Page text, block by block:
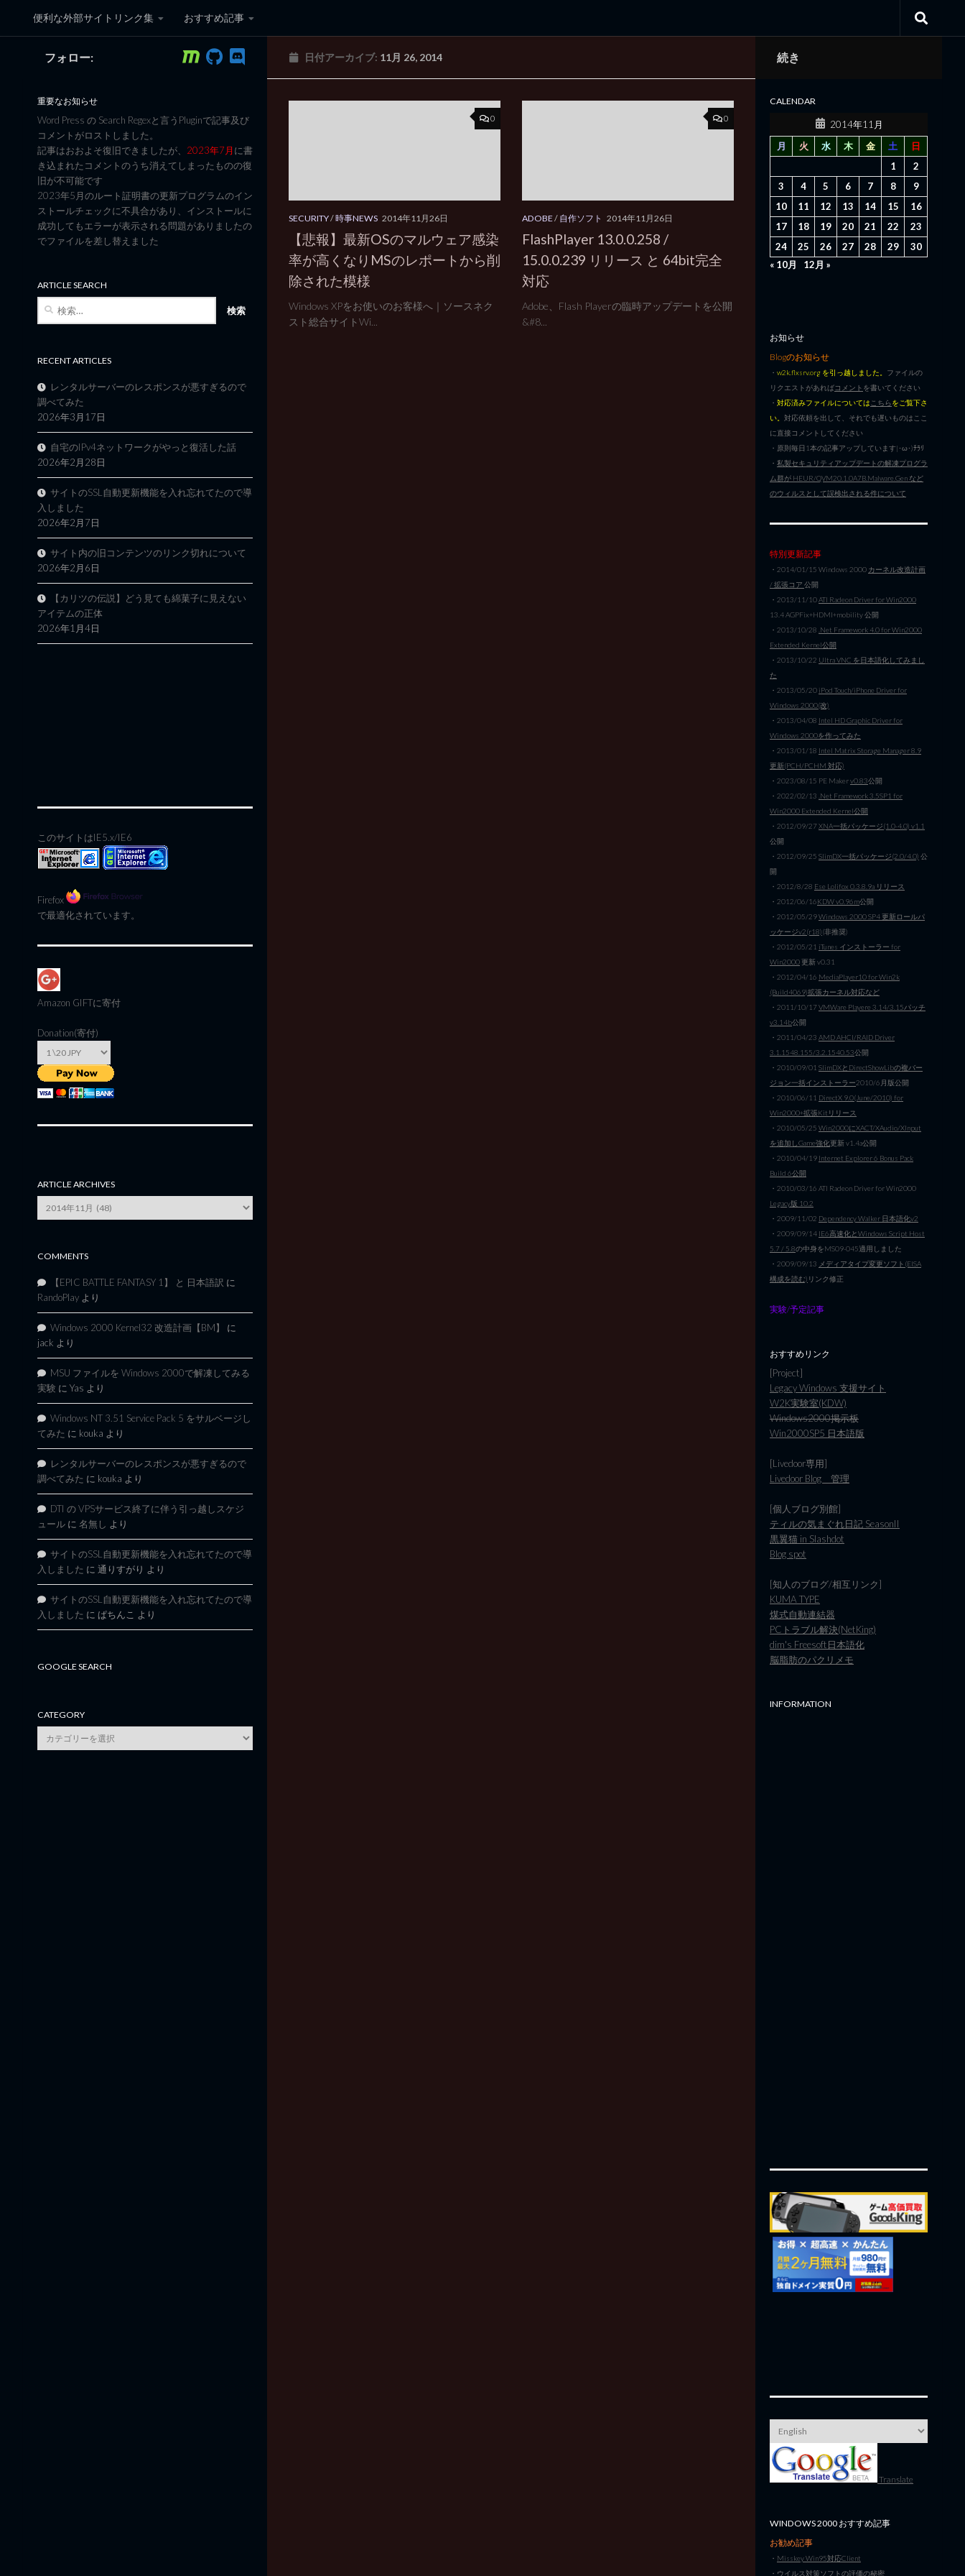
コンテンツへスキップ
便利な外部サイトリンク集 おすすめ記事
黒翼猫のコンピュータ日記 3rd Edition
日付アーカイブ: 11月 26, 2014
0
SECURITY/時事NEWS 2014年11月26日
【悲報】最新OSのマルウェア感染
率が高くなりMSのレポートから削
除された模様
Windows XPをお使いのお客様へ｜ソースネク
スト総合サイトWi...
0
ADOBE/ 自作ソフト 2014年11月26日
FlashPlayer 13.0.0.258 /
15.0.0.239 リリース と 64bit完全
対応
Adobe、Flash Playerの臨時アップデートを公開
&#8...
フォロー:
重要なお知らせ
Word Press の Search Regexと言うPluginで記事及び
コメントがロストしました。
記事はおおよそ復旧できましたが、 2023年7月に書
き込まれたコメントのうち消えてしまったものの復
旧が不可能です
2023年5月のルート証明書の更新プログラムのイン
ストールチェックに不具合があり、インストールに
成功してもエラーが表示される問題がありましたの
でファイルを差し替えました
ARTICLE SEARCH
RECENT ARTICLES
レンタルサーバーのレスポンスが悪すぎるので
調べてみた
2026年3月17日
自宅のIPv4ネットワークがやっと復活した話
2026年2月28日
サイトのSSL自動更新機能を入れ忘れてたので導
入しました
2026年2月7日
サイト内の旧コンテンツのリンク切れについて
2026年2月6日
【カリツの伝説】どう見ても綿菓子に見えない
アイテムの正体
2026年1月4日
このサイトはIE5.x/IE6
Firefox
で最適化されています。
Amazon GIFTに寄付
Donation(寄付)
ARTICLE ARCHIVES
Archives
COMMENTS
【EPIC BATTLE FANTASY 1】 と 日本語訳 に
RandoPlay より
Windows 2000 Kernel32 改造計画【BM】
に
jack より
MSU ファイルを Windows 2000で解凍してみる
実験 に Yas より
Windows NT 3.51 Service Pack 5 をサルベージし
てみた に kouka より
レンタルサーバーのレスポンスが悪すぎるので
調べてみた に kouka より
DTI の VPSサービス終了に伴う引っ越しスケジ
ュール に 名無し より
サイトのSSL自動更新機能を入れ忘れてたので導
入しました に 通りすがり より
サイトのSSL自動更新機能を入れ忘れてたので導
入しました に ぱちんこ より
GOOGLE SEARCH
CATEGORY
category
続き
CALENDAR
2014年11月
月
火 水 木 金 土
日
1
2
3
4 5 6 7 8
9
10
11 12 13 14 15
16
17
18 19 20 21 22
23
24
25 26 27 28 29
30
« 10月
12月 »
お知らせ
Blogのお知らせ
・ w2k.flxsrv.org を引っ越しました。 ファイルの
リクエストがあればコメント を書いてください
・ 対応済みファイルについては こちらをご覧下さ
い。 対応依頼を出して、それでも遅いものはここ
に直接コメントしてください
・原則毎日1本の記事アップしています|･ω･)ﾁﾗﾘ
・ 私製セキュリティアップデートの解凍プログラ
ム群が HEUR/QVM20.1.0A7B.Malware.Gen など
のウィルスとして誤検出される件について
特別更新記事
・2014/01/15 Windows 2000 カーネル改造計画
/ 拡張コア 公開
・2013/11/10ATI Radeon Driver for Win2000
13.4 AGPFix+HDMI+mobility 公開
・2013/10/28 .Net Framework 4.0 for Win2000
Extended Kernel公開
・2013/10/22 Ultra VNC を日本語化してみまし
た
・2013/05/20 iPod Touch/iPhone Driver for
Windows 2000(改)
・2013/04/08 Intel HD Graphic Driver for
Windows 2000を作ってみた
・2013/01/18 Intel Matrix Storage Manager 8.9
更新(PCH/PCHM 対応)
・2023/08/15 PE Makerv0.83公開
・2022/02/13 .Net Framework 3.5SP1 for
Win2000 Extended Kernel公開
・2012/09/27XNA一括パッケージ(1.0-4.0) v1.1
公開
・2012/09/25 SlimDX一括パッケージ(2.0/4.0) 公
開
・2012/8/28 Ese Lolifox 0.3.8.9a リリース
・2012/06/16KDW v0.96m公開
・2012/05/29Windows 2000 SP4 更新ロールパ
ッケージv2(r18)(非推奨)
・2012/05/21 iTunes インストーラー for
Win2000更新 v0.31
・2012/04/16 MediaPlayer10 for Win2k
(Build4069)拡張カーネル対応など
・2011/10/17VMWare Playere 3.14/3.15パッチ
v3.14b公開
・2011/04/23 AMD AHCI/RAID Driver
3.1.1548.155/3.2.1540.53公開
・2010/09/01 SlimDXとDirectShowLibの複バー
ジョン一括インストーラー2010/6月版公開
・2010/06/11 DirectX 9.0(June/2010) for
Win2000+拡張Kitリリース
・2010/05/25 Win2000にXACT/XAudio/XInput
を追加しGame強化更新 v1.4a公開
・2010/04/19 Internet Explorer 6 Bonus Pack
Build 6公開
・2010/03/16 ATI Radeon Driver for Win2000
Legacy版 10.2
・2009/11/02 Dependency Walker 日本語化v2
・2009/09/14 IE6高速化とWindows Script Host
5.7 / 5.8の中身をMS09-045適用しました
・2009/09/13 メディアタイプ変更ソフト(EISA
構成を読む) リンク修正
実験/予定記事
おすすめリンク
[Project]
Legacy Windows 支援サイト
W2K実験室(KDW)
Windows2000掲示板
Win2000SP5 日本語版
[Livedoor専用]
Livedoor Blog 管理
[個人ブログ別館]
ティルの気まぐれ日記 SeasonII
黒翼猫 in Slashdot
Blog spot
[知人のブログ/相互リンク]
KUMA TYPE
煤式自動連結器
PCトラブル解決(NetKing)
dim's Freesoft日本語化
脳脂肪のパクリメモ
INFORMATION
Translate
WINDOWS 2000 おすすめ記事
お勧め記事
・ Misskey Win95対応Client
・ ウイルス対策ソフトの評価の秘密